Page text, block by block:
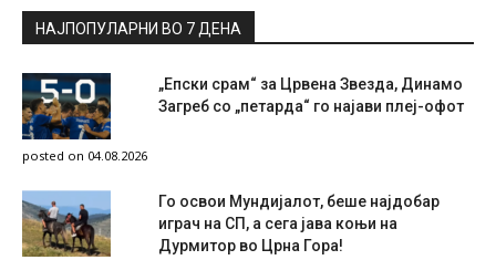
НАЈПОПУЛАРНИ ВО 7 ДЕНА
„Епски срам“ за Црвена Звезда, Динамо
Загреб со „петарда“ го најави плеј-офот
posted on 04.08.2026
Го освои Мундијалот, беше најдобар
играч на СП, а сега јава коњи на
Дурмитор во Црна Гора!